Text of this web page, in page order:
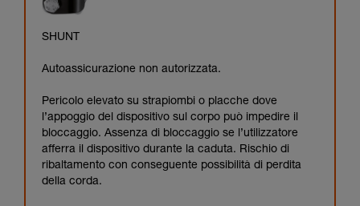
SHUNT
Autoassicurazione non autorizzata.
Pericolo elevato su strapiombi o placche dove
l’appoggio del dispositivo sul corpo può impedire il
bloccaggio. Assenza di bloccaggio se l’utilizzatore
afferra il dispositivo durante la caduta. Rischio di
ribaltamento con conseguente possibilità di perdita
della corda.